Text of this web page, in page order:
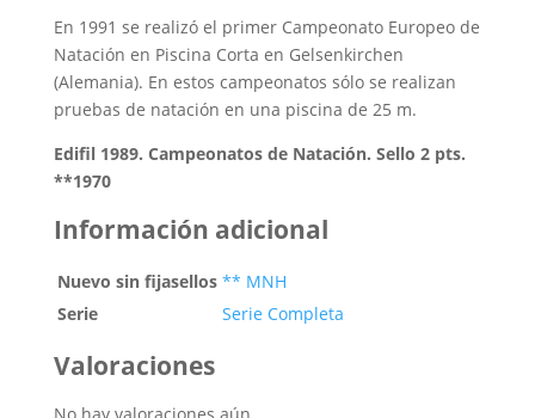
En 1991 se realizó el primer Campeonato Europeo de
Natación en Piscina Corta en Gelsenkirchen
(Alemania). En estos campeonatos sólo se realizan
pruebas de natación en una piscina de 25 m.
Edifil 1989. Campeonatos de Natación. Sello 2 pts.
**1970
Información adicional
Nuevo sin fijasellos ** MNH
Serie
Serie Completa
Valoraciones